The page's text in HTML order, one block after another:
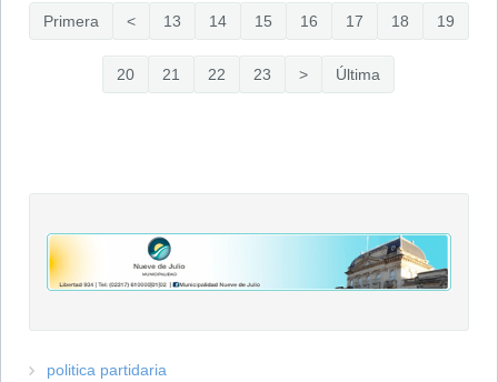
Primera < 13 14 15 16 17 18 19
20 21 22 23 > Última
politica partidaria